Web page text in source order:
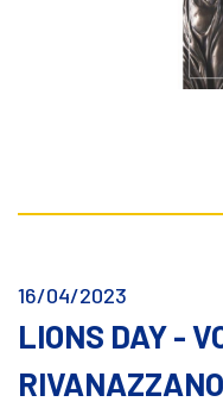
16/04/2023
LIONS DAY -